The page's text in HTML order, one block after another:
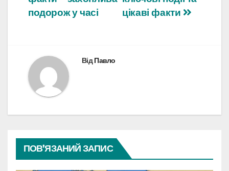
цікаві факти
подорож у часі
ВідПавло
ПОВ’ЯЗАНИЙ ЗАПИС